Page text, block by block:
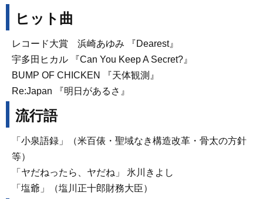
ヒット曲
レコード大賞 浜崎あゆみ 『Dearest』
宇多田ヒカル 『Can You Keep A Secret?』
BUMP OF CHICKEN 『天体観測』
Re:Japan 『明日があるさ』
流行語
「小泉語録」（米百俵・聖域なき構造改革・骨太の方針
等）
「ヤだねったら、ヤだね」 氷川きよし
「塩爺」（塩川正十郎財務大臣）